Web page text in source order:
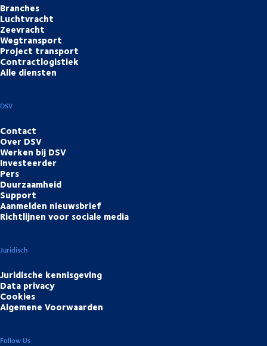
Branches
Luchtvracht
Zeevracht
Wegtransport
Project transport
Contractlogistiek
Alle diensten
DSV
Contact
Over DSV
Werken bij DSV
Investeerder
Pers
Duurzaamheid
Support
Aanmelden nieuwsbrief
Richtlijnen voor sociale media
Juridisch
Juridische kennisgeving
Data privacy
Cookies
Algemene Voorwaarden
Follow Us